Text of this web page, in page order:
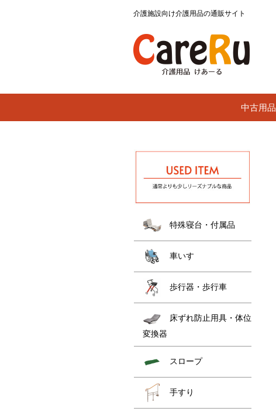
介護施設向け介護用品の通販サイト
中古用品
特殊寝台・付属品
車いす
歩行器・歩行車
床ずれ防止用具・体位
変換器
スロープ
手すり